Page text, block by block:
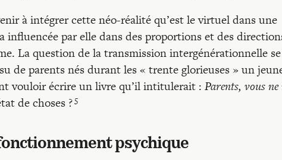
à intégrer cette néo-réalité qu’est le virtuel dans une
par elle dans des proportions et des
La question de la transmission intergénérationnelle se
de parents nés durant les « trente glorieuses » un
vouloir écrire un livre qu’il intitulerait : Parents, vous ne
de choses ?5
psychique